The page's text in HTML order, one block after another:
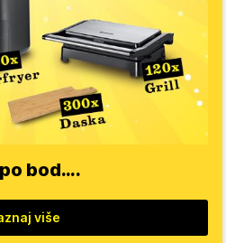
bod….
više